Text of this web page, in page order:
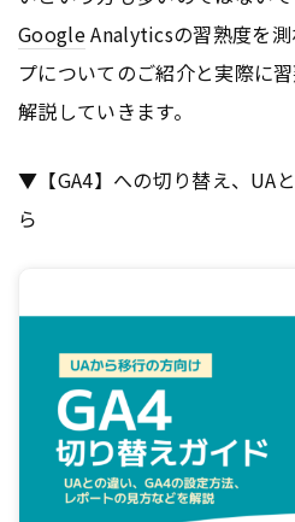
GoogleAnalyticsの習熟度を測
プについてのご紹介と実際に
解説していきます。
▼【GA4】への切り替え、UA
ら